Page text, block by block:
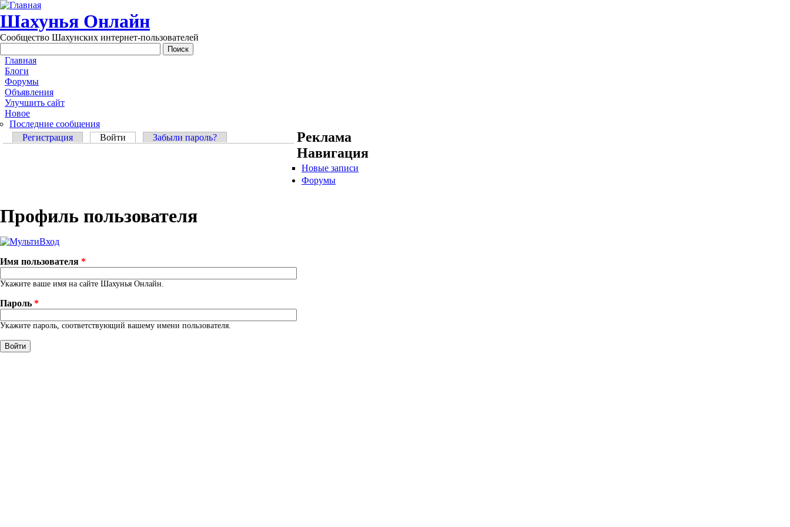
Перейти к основному содержанию
Шахунья Онлайн
Сообщество Шахунских интернет-пользователей
Main menu
Главная
Блоги
Форумы
Объявления
Улучшить сайт
Новое
Последние сообщения
Главные вкладки
Регистрация Войти (активная вкладка)
Забыли пароль?
Профиль пользователя
Имя пользователя *
Укажите ваше имя на сайте Шахунья Онлайн.
Пароль *
Укажите пароль, соответствующий вашему имени пользователя.
Реклама
Навигация
Новые записи
Форумы